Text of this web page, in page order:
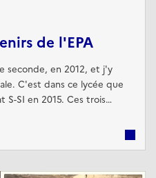
de l'EPA
seconde, en 2012, et j'y
C'est dans ce lycée que
S-SI en 2015. Ces trois
mais